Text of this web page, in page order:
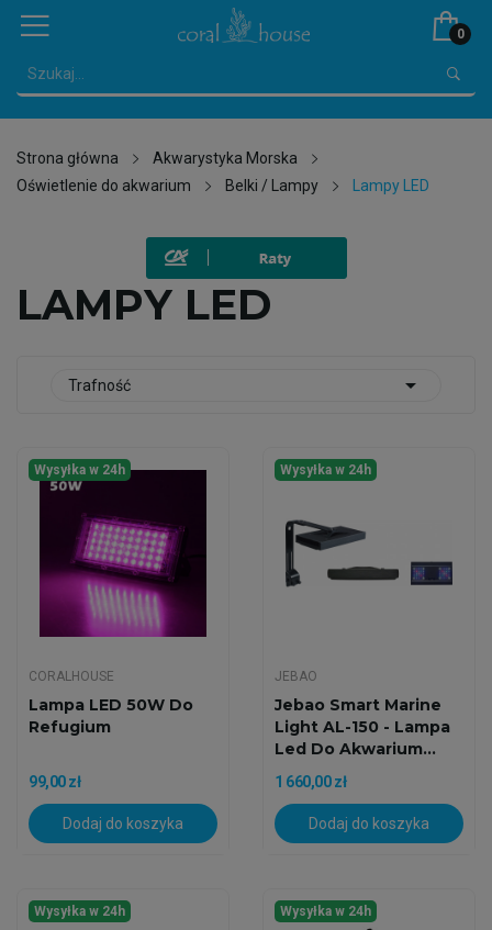
0
Strona główna
Akwarystyka Morska
Oświetlenie do akwarium
Belki / Lampy Lampy LED
LAMPY LED
Trafność 
Wysyłka w 24h
CORALHOUSE
Lampa LED 50W Do
Refugium
99,00 zł
Dodaj do koszyka
Wysyłka w 24h
JEBAO
Jebao Smart Marine
Light AL-150 - Lampa
Led Do Akwarium...
1 660,00 zł
Dodaj do koszyka
Wysyłka w 24h Wysyłka w 24h